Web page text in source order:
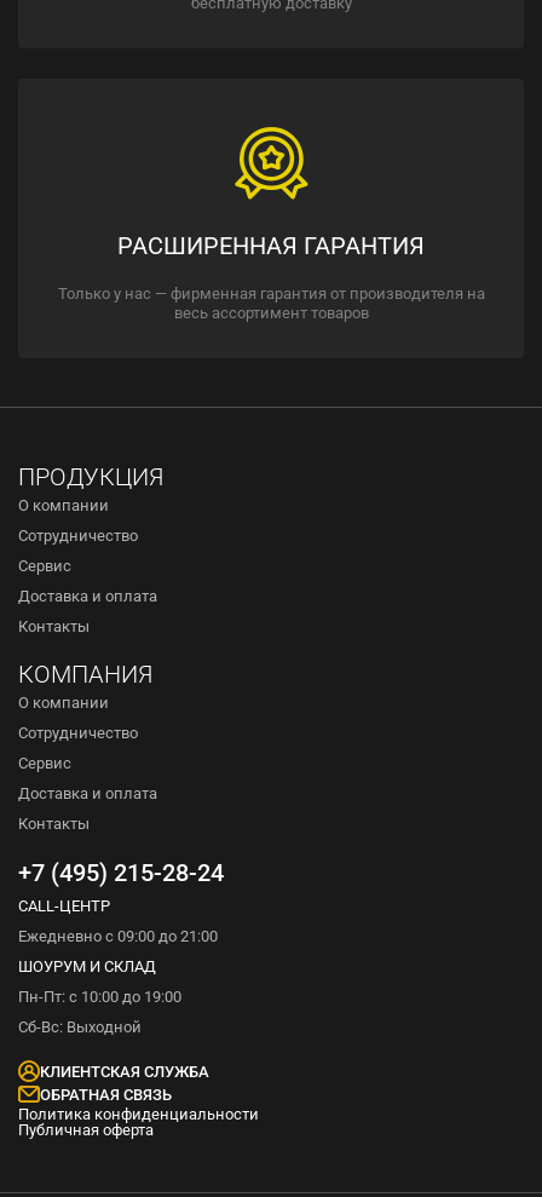
РАСШИРЕННАЯ ГАРАНТИЯ
Только у нас — фирменная гарантия от производителя на
весь ассортимент товаров
ПРОДУКЦИЯ
О компании
Сотрудничество
Сервис
Доставка и оплата
Контакты
КОМПАНИЯ
О компании
Сотрудничество
Сервис
Доставка и оплата
Контакты
+7 (495) 215-28-24
CALL-ЦЕНТР
Ежедневно с 09:00 до 21:00
ШОУРУМ И СКЛАД
Пн-Пт: с 10:00 до 19:00
Сб-Вс: Выходной
КЛИЕНТСКАЯ СЛУЖБА
ОБРАТНАЯ СВЯЗЬ
Политика конфиденциальности
Публичная оферта